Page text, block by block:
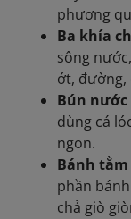
phương
Ba khía
sông
ớt, đường,
Bún nước
dùng cá
ngon.
Bánh
phần
chả giò